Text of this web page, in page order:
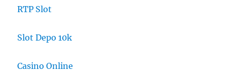
RTP Slot
Slot Depo 10k
Casino Online